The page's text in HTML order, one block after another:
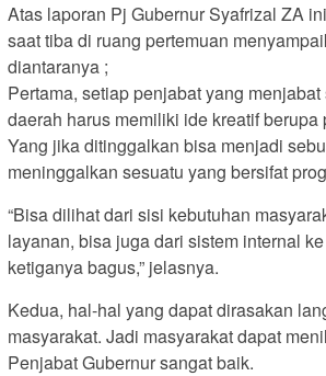
Atas laporan Pj Gubernur Syafrizal ZA
saat tiba di ruang pertemuan
diantaranya ;
Pertama, setiap penjabat yang
daerah harus memiliki ide kreatif berupa
Yang jika ditinggalkan bisa menjadi
meninggalkan sesuatu yang bersifat
“Bisa dilihat dari sisi kebutuhan
layanan, bisa juga dari sistem internal
ketiganya bagus,” jelasnya.
Kedua, hal-hal yang dapat dirasakan
masyarakat. Jadi masyarakat dapat
Penjabat Gubernur sangat baik.